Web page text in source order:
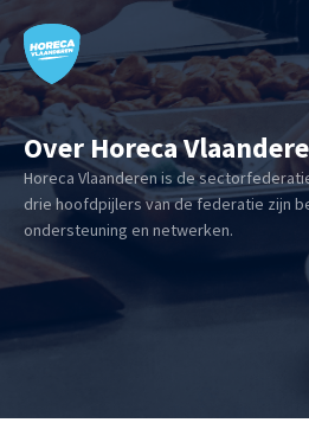
Over Horeca
Horeca Vlaanderen is de
drie hoofdpijlers van de federatie zijn
ondersteuning en netwerken.